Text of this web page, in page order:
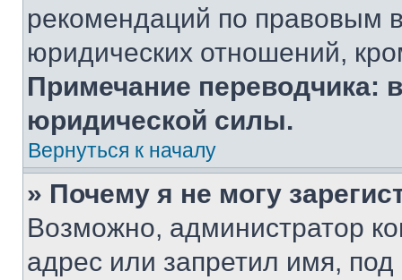
рекомендаций по правовым
юридических отношений,
Примечание переводчика:
юридической силы.
Вернуться к началу
» Почему я не могу
Возможно, администратор
адрес или запретил имя,